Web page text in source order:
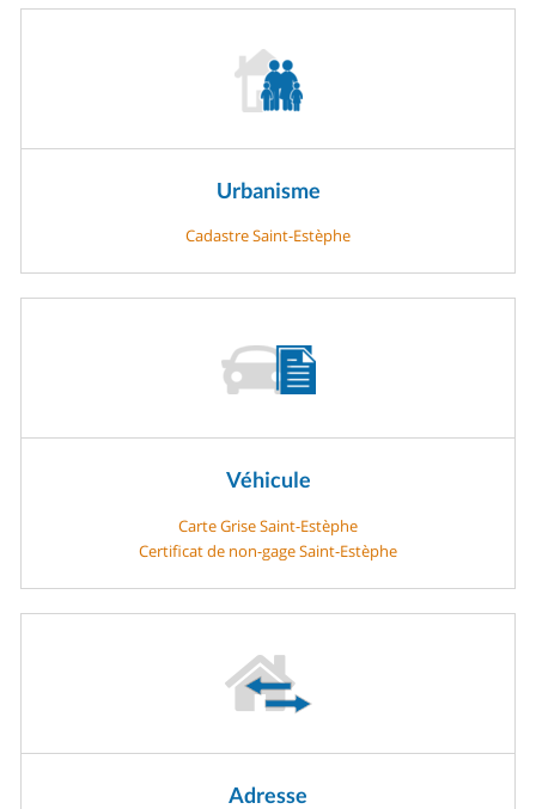
Urbanisme
Cadastre Saint-Estèphe
Véhicule
Carte Grise Saint-Estèphe
Certificat de non-gage Saint-Estèphe
Adresse